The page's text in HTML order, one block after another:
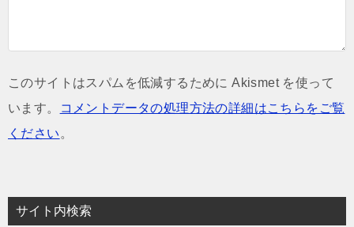
このサイトはスパムを低減するために Akismet を使って
います。
コメントデータの処理方法の詳細はこちらをご覧
ください 。
サイト内検索